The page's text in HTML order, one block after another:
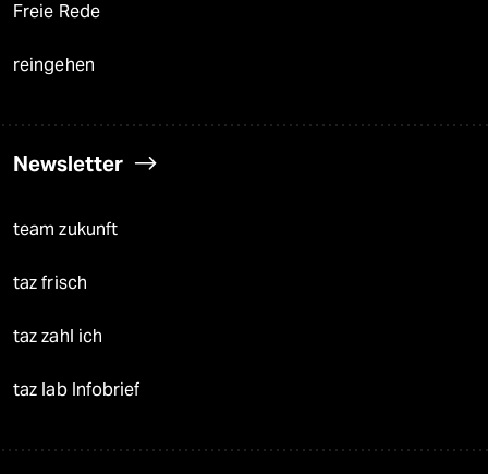
Freie Rede
reingehen
Newsletter
team zukunft
taz frisch
taz zahl ich
taz lab Infobrief